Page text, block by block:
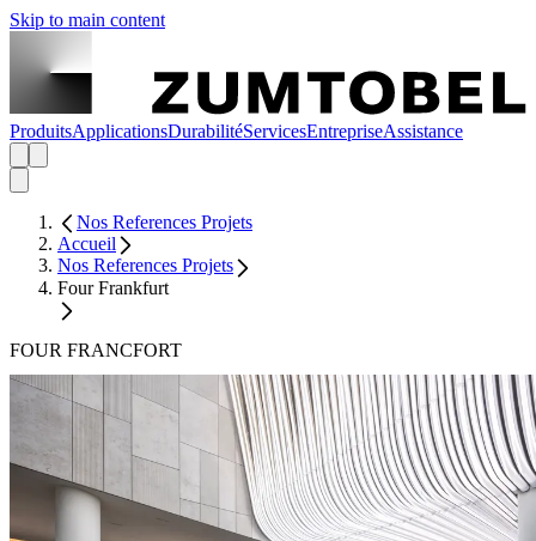
Skip to main content
ProduitsApplicationsDurabilitéServicesEntrepriseAssistance
Nos References Projets
Accueil
Nos References Projets
Four Frankfurt
FOUR FRANCFORT